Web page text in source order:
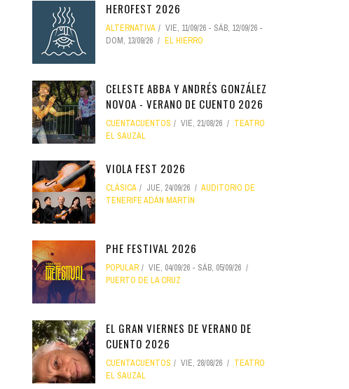
HEROFEST 2026
ALTERNATIVA VIE, 11/09/26 - SÁB, 12/09/26 -
DOM, 13/09/26
EL HIERRO
CELESTE ABBA Y ANDRÉS GONZÁLEZ
NOVOA - VERANO DE CUENTO 2026
CUENTACUENTOS VIE, 21/08/26
TEATRO
EL SAUZAL
VIOLA FEST 2026
CLÁSICA JUE, 24/09/26
AUDITORIO DE
TENERIFE ADÁN MARTÍN
PHE FESTIVAL 2026
POPULAR VIE, 04/09/26 - SÁB, 05/09/26
PUERTO DE LA CRUZ
EL GRAN VIERNES DE VERANO DE
CUENTO 2026
CUENTACUENTOS VIE, 28/08/26
TEATRO
EL SAUZAL